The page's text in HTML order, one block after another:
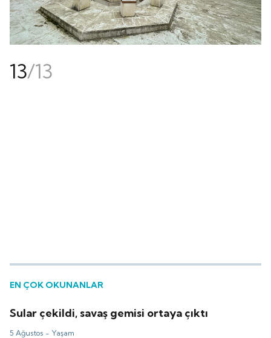
13/13
EN ÇOK OKUNANLAR
Sular çekildi, savaş gemisi ortaya çıktı
5 Ağustos - Yaşam